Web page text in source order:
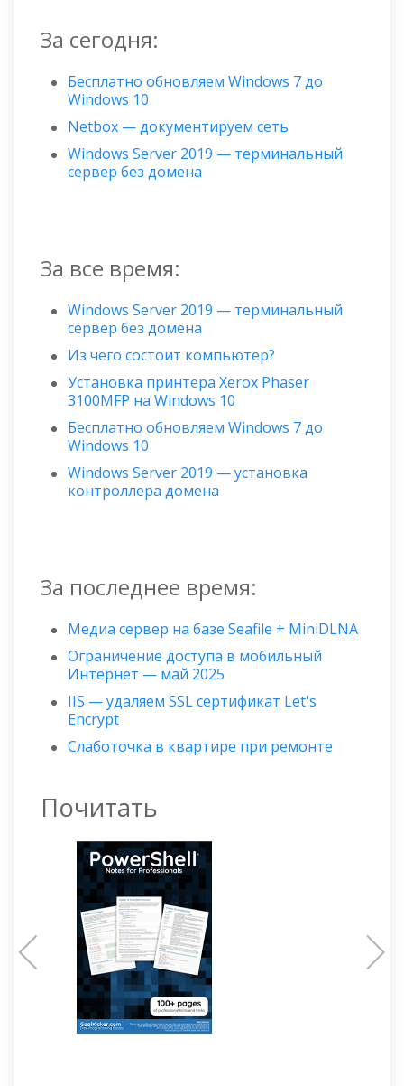
За сегодня:
Бесплатно обновляем Windows 7 до
Windows 10
Netbox — документируем сеть
Windows Server 2019 — терминальный
сервер без домена
За все время:
Windows Server 2019 — терминальный
сервер без домена
Из чего состоит компьютер?
Установка принтера Xerox Phaser
3100MFP на Windows 10
Бесплатно обновляем Windows 7 до
Windows 10
Windows Server 2019 — установка
контроллера домена
За последнее время:
Медиа сервер на базе Seafile + MiniDLNA
Ограничение доступа в мобильный
Интернет — май 2025
IIS — удаляем SSL сертификат Let's
Encrypt
Слаботочка в квартире при ремонте
Почитать